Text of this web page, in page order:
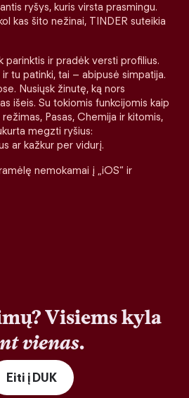
ryšys, kuris virsta prasmingu.
kas šito nežinai, TINDER suteikia
parinktis ir pradėk versti profilius.
tu patinki, tai – abipusė simpatija.
Nusiųsk žinutę, ką nors
išeis. Su tokiomis funkcijomis kaip
Pasas, Chemija ir kitomis,
megzti ryšius:
ar kažkur per vidurį.
nemokamai į „iOS“ ir
Visiems kyla
vienas.
Eiti į DUK